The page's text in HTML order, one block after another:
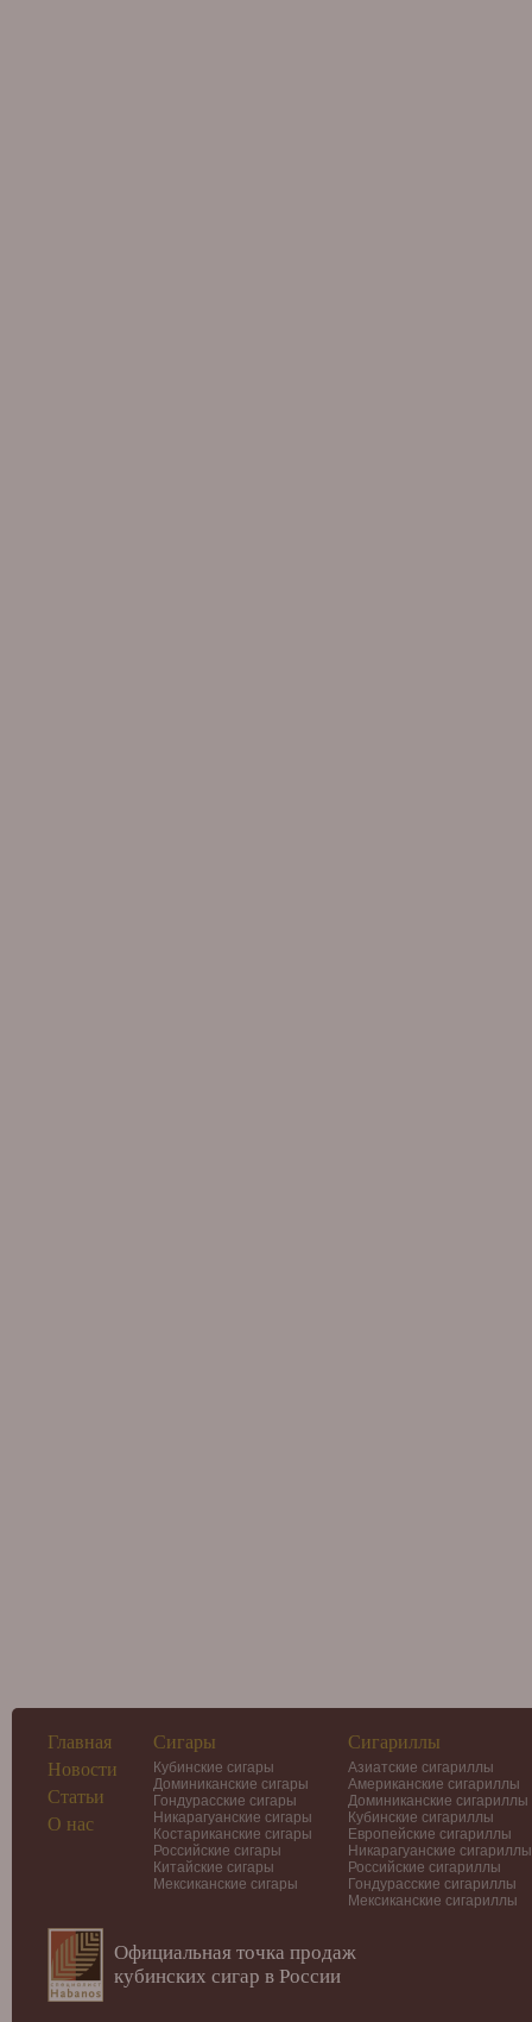
Главная
Новости
Статьи
О нас
Сигары
Кубинские сигары
Доминиканские сигары
Гондурасские сигары
Никарагуанские сигары
Костариканские сигары
Российские сигары
Китайские сигары
Мексиканские сигары
Сигариллы
Азиатские сигариллы
Американские сигариллы
Доминиканские сигариллы
Кубинские сигариллы
Европейские сигариллы
Никарагуанские сигариллы
Российские сигариллы
Гондурасские сигариллы
Мексиканские сигариллы
Официальная точка продаж
кубинских сигар в России